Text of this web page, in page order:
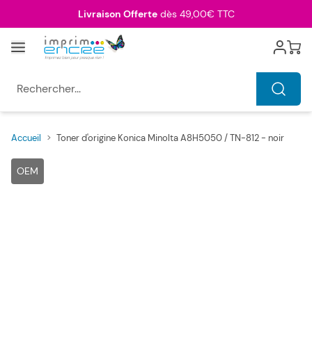
Livraison Offertedès 49,00€ TTC
Menu Cart
Accueil > Toner d'origine Konica Minolta A8H5050 / TN-812 - noir
OEM
Main image
Click to view image in fullscreen